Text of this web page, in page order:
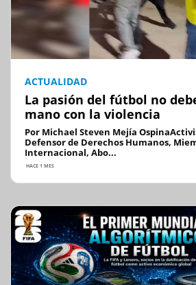
ACTUALIDAD
La pasión del fútbol no
mano con la violencia
Por Michael Steven Mejía
Defensor de Derechos Humanos,
Internacional, Abo...
HACE 1 MES